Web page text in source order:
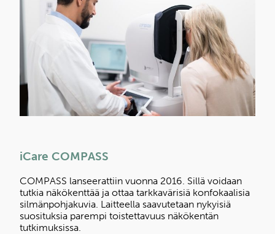
iCare COMPASS
COMPASS lanseerattiin vuonna 2016. Sillä voidaan
tutkia näkökenttää ja ottaa tarkkavärisiä konfokaalisia
silmänpohjakuvia. Laitteella saavutetaan nykyisiä
suosituksia parempi toistettavuus näkökentän
tutkimuksissa.